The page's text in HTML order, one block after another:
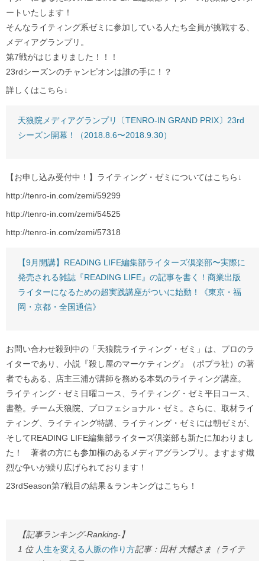
ートいたします！
そんなライティング系ゼミに参加している人たち全員が挑戦する、
メディアグランプリ。
第7戦がはじまりました！！！
23rdシーズンのチャンピオンは誰の手に！？
詳しくはこちら↓
天狼院メディアグランプリ〔TENRO-IN GRAND PRIX〕23rd
シーズン開幕！（2018.8.6〜2018.9.30）
【お申し込み受付中！】ライティング・ゼミについてはこちら↓
http://tenro-in.com/zemi/59299
http://tenro-in.com/zemi/54525
http://tenro-in.com/zemi/57318
【9月開講】READING LIFE編集部ライターズ倶楽部〜実際に
発売される雑誌『READING LIFE』の記事を書く！商業出版
ライターになるための超実践講座がついに始動！《東京・福
岡・京都・全国通信》
お問い合わせ殺到中の「天狼院ライティング・ゼミ」は、プロのラ
イターであり、小説『殺し屋のマーケティング』（ポプラ社）の著
者でもある、店主三浦が講師を務める本気のライティング講座。
ライティング・ゼミ日曜コース、ライティング・ゼミ平日コース、
書塾。チーム天狼院、プロフェショナル・ゼミ。さらに、取材ライ
ティング、ライティング特講、ライティング・ゼミには朝ゼミが、
そしてREADING LIFE編集部ライターズ倶楽部も新たに加わりまし
た！ 著者の方にも参加権のあるメディアグランプリ。ますます熾
烈な争いが繰り広げられております！
23rdSeason第7戦目の結果＆ランキングはこちら！
【記事ランキング-Ranking-】
1 位 人生を変える人脈の作り方記事：田村 大輔さま（ライテ